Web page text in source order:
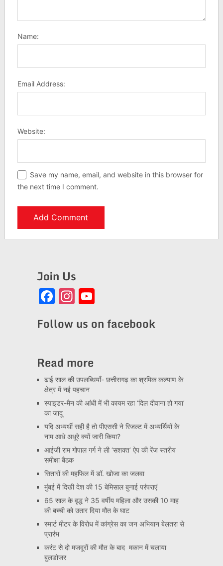
Name:
Email Address:
Website:
Save my name, email, and website in this browser for
the next time I comment.
Join Us
Facebook
Instagram
YouTube
Follow us on facebook
Read more
ढाई साल की उपलब्धियाँ- छत्तीसगढ़ का श्रमिक कल्याण के
क्षेत्र में नई पहचान
स्पाइडर-मैन की आंधी में भी कायम रहा ‘दिल दीवाना हो गया’
का जादू
यदि अभ्यर्थी सही है तो पीएससी ने रिजल्ट में अभ्यर्थियों के
नाम आधे अधूरे क्यों जारी किया?
आईजी राम गोपाल गर्ग ने ली ‘सशक्त’ ऐप की रेंज स्तरीय
समीक्षा बैठक
सितारों की महफिल में डॉ. खोजा का जलवा
मुंबई में दिखी देश की 15 बेमिसाल बुनाई परंपराएं
65 साल के वृद्ध ने 35 वर्षीय महिला और उसकी 10 माह
की बच्ची को उतार दिया मौत के घाट
स्मार्ट मीटर के विरोध में कांग्रेस का जन अभियान बेलतरा से
प्रारंभ
करंट से दो मजदूरों की मौत के बाद मकान में चलाया
बुलडोजर